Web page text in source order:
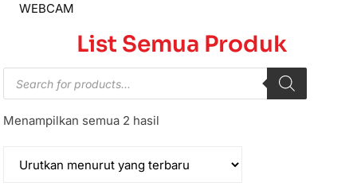
WEBCAM
List Semua Produk
Menampilkan semua 2 hasil